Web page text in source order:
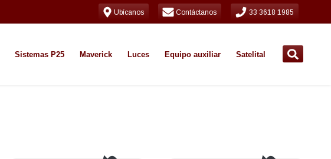
Ubícanos Contáctanos 33 3618 1985
Sistemas P25 Maverick Luces Equipo auxiliar Satelital